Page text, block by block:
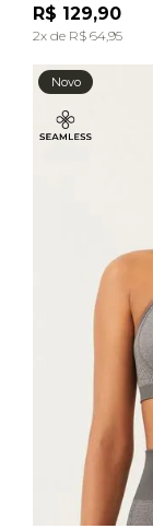
R$ 129,90
2x de R$ 64,95
Novo